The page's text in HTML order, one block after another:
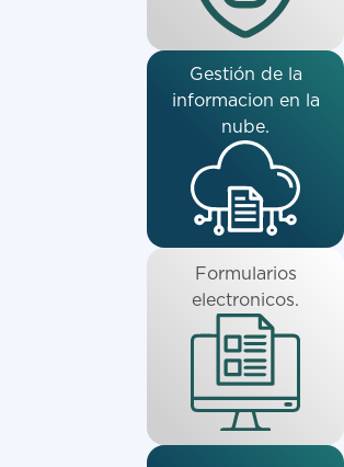
Gestión de la
informacion en la
nube.
Formularios
electronicos.